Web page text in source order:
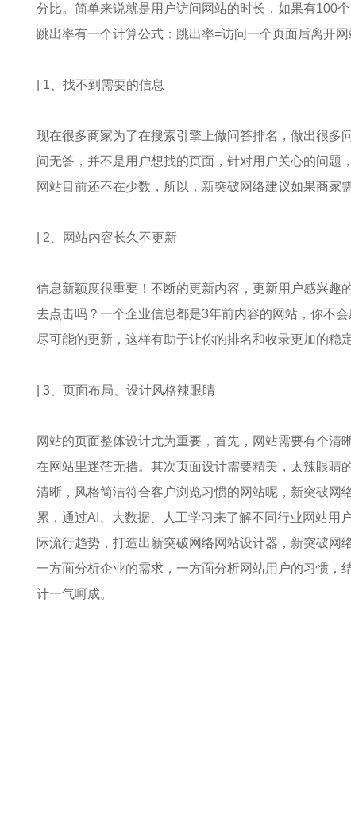
分比。简单来说就是用户访问网站的时长，如果有100
跳出率有一个计算公式：跳出率=访问一个页面后离开
| 1、找不到需要的信息
现在很多商家为了在搜索引擎上做问答排名，做出很多
问无答，并不是用户想找的页面，针对用户关心的问
网站目前还不在少数，所以，新突破网络建议如果商家
| 2、网站内容长久不更新
信息新颖度很重要！不断的更新内容，更新用户感兴趣
去点击吗？一个企业信息都是3年前内容的网站，你不
尽可能的更新，这样有助于让你的排名和收录更加的稳定
| 3、页面布局、设计风格辣眼睛
网站的页面整体设计尤为重要，首先，网站需要有个
在网站里迷茫无措。其次页面设计需要精美，太辣眼睛
清晰，风格简洁符合客户浏览习惯的网站呢，新突破网
累，通过AI、大数据、人工学习来了解不同行业网站用
际流行趋势，打造出新突破网络网站设计器，新突破网
一方面分析企业的需求，一方面分析网站用户的习惯，
计一气呵成。